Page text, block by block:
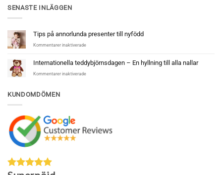
SENASTE INLÄGGEN
Tips på annorlunda presenter till nyfödd
Kommentarer inaktiveradeför
på
annorlunda
presenter
Internationella teddybjörnsdagen – En hyllning till alla nallar
Kommentarer inaktiveradeför
nallar
KUNDOMDÖMEN